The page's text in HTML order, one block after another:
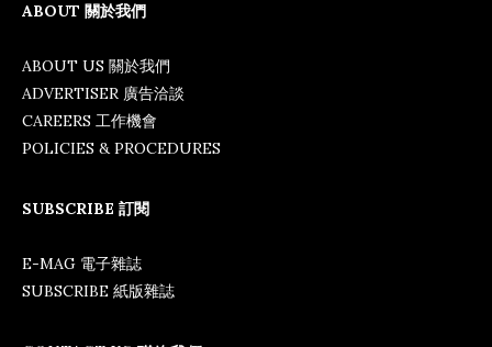
ABOUT 關於我們
ABOUT US 關於我們
ADVERTISER 廣告洽談
CAREERS 工作機會
POLICIES & PROCEDURES
SUBSCRIBE 訂閱
E-MAG 電子雜誌
SUBSCRIBE 紙版雜誌